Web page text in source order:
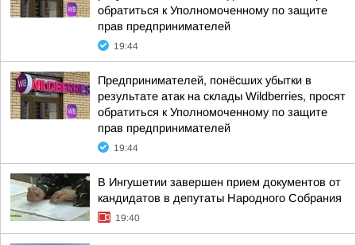
обратиться к Уполномоченному по защите
прав предпринимателей
19:44
Предпринимателей, понёсших убытки в
результате атак на склады Wildberries, просят
обратиться к Уполномоченному по защите
прав предпринимателей
19:44
В Ингушетии завершен прием документов от
кандидатов в депутаты Народного Собрания
19:40